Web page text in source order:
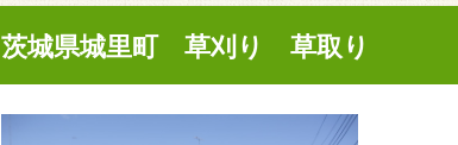
茨城県城里町 草刈り 草取り